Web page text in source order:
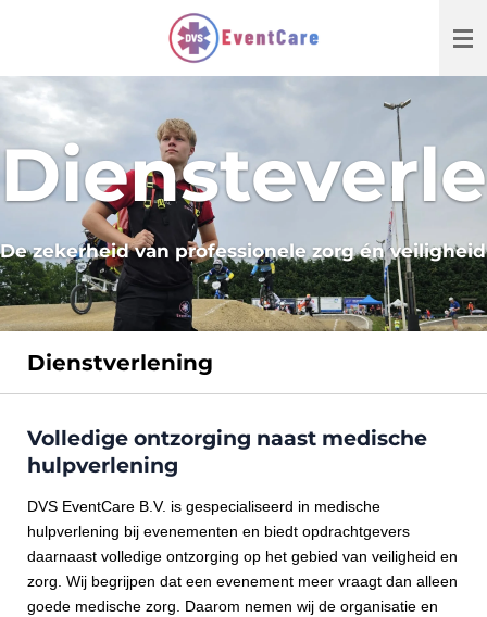
de
hoofdinhoud
De zekerheid van professionele zorg én veiligheid
Dienstverlening
Volledige ontzorging naast medische
hulpverlening
DVS EventCare B.V. is gespecialiseerd in medische
hulpverlening bij evenementen en biedt opdrachtgevers
daarnaast volledige ontzorging op het gebied van veiligheid en
zorg. Wij begrijpen dat een evenement meer vraagt dan alleen
goede medische zorg. Daarom nemen wij de organisatie en